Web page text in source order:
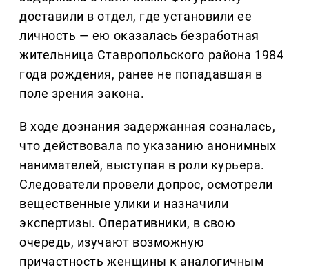
доставили в отдел, где установили ее
личность — ею оказалась безработная
жительница Ставропольского района 1984
года рождения, ранее не попадавшая в
поле зрения закона.
В ходе дознания задержанная созналась,
что действовала по указанию анонимных
нанимателей, выступая в роли курьера.
Следователи провели допрос, осмотрели
вещественные улики и назначили
экспертизы. Оперативники, в свою
очередь, изучают возможную
причастность женщины к аналогичным